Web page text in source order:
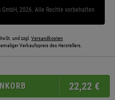
22,22 €
GmbH, 2026. Alle Rechte vorbehalten
und zzgl. Versandkosten
Verkaufspreis des Herstellers.
können teilweise KI-generiert sein. Die
den angebotenen Artikeln.